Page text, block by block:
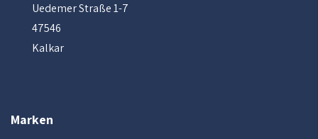
Uedemer Straße 1-7
47546
Kalkar
Marken